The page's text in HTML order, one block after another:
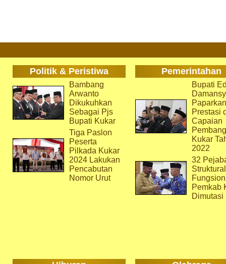
Politik & Peristiwa Pemerintahan
Bambang
Arwanto
Dikukuhkan
Sebagai Pjs
Bupati Kukar
Tiga Paslon
Peserta
Pilkada Kukar
2024 Lakukan
Pencabutan
Nomor Urut
Bupati
Paparkan
Prestasi
Capaian
Kukar
2022
32
Pemkab
Dimutasi